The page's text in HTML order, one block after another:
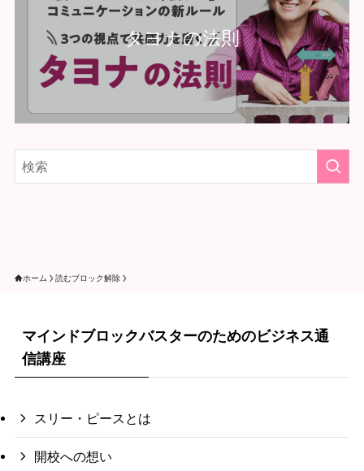
タヨナの法則
ホーム 読むブロック解除
マインドブロックバスターのためのビジネス通
信講座
スリー・ピースとは
開校への想い